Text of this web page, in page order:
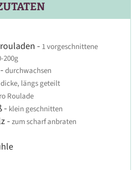
- 1 vorgeschnittene
200g
- durchwachsen
dicke, längs geteilt
Roulade
- klein geschnitten
- zum scharf anbraten